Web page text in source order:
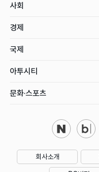
사회
경제
국제
아투시티
문화·스포츠
회사소개